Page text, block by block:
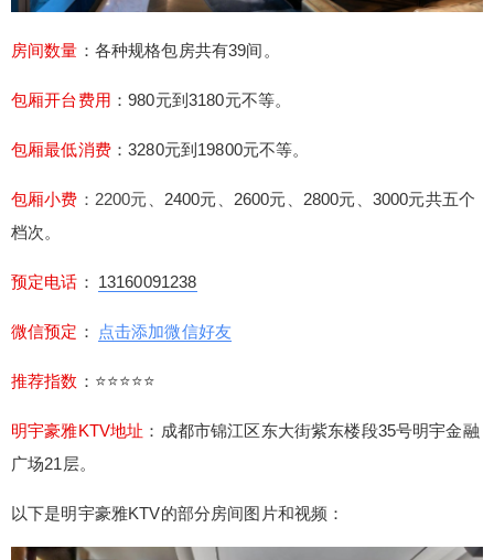
房间数量 ：各种规格包房共有39间。
包厢开台费用 ：980元到3180元不等。
包厢最低消费：3280元到19800元不等。
包厢小费 ：2200元、 2400元、 2600元、 2800元、 3000元共五个
档次。
预定电话 ： 13160091238
微信预定 ： 点击添加微信好友
推荐指数 ：⭐⭐⭐⭐⭐
明宇豪雅KTV地址 ：成都市锦江区东大街紫东楼段35号明宇金融
广场21层。
以下是明宇豪雅KTV的部分房间图片和视频：
推荐指数：⭐⭐⭐⭐⭐ 明宇豪雅KTV地址：成都市锦
是明宇豪雅KTV的部分房间图片和视频：